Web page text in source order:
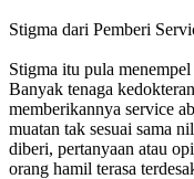
Stigma dari Pemberi
Stigma itu pula
Banyak tenaga
memberikannya service
muatan tak sesuai sama
diberi, pertanyaan atau
orang hamil terasa